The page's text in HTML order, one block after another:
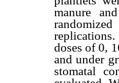
manure
replications.
doses of 0,
and under
stomatal